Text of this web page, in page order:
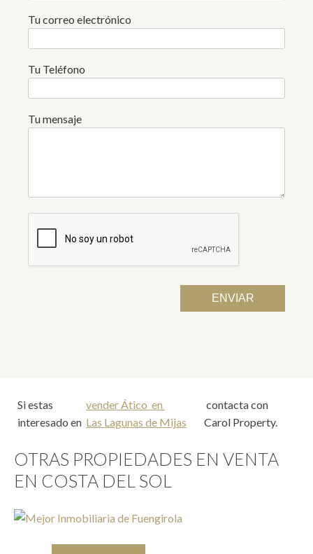
Tu correo electrónico
Tu Teléfono
Tu mensaje
Si estas
interesado en
venderÁtico en
Las Lagunas de Mijas
contacta con
Carol Property.
OTRAS PROPIEDADES EN VENTA
EN COSTA DEL SOL